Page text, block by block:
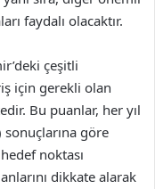
faydalı olacaktır.
çeşitli
için gerekli olan
Bu puanlar, her yıl
sonuçlarına göre
noktası
dikkate alarak